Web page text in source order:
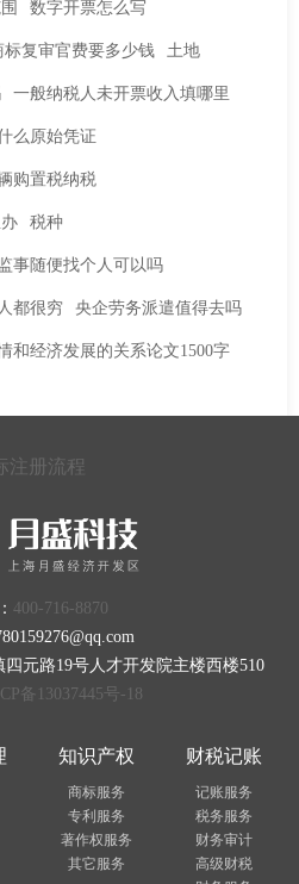
数字开票怎么写
标复审官费要多少钱 土地
一般纳税人未开票收入填哪里
么原始凭证
购置税纳税
税种
事随便找个人可以吗
都很穷 央企劳务派遣值得去吗
和经济发展的关系论文1500字
注册流程
400-716-8870
元路19号人才开发院主楼西楼510
备13037445号-18
知识产权
商标服务
专利服务
著作权服务
其它服务
财税记账
记账服务
税务服务
财务审计
高级财税